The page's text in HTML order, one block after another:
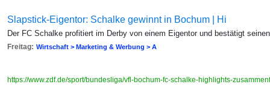
Slapstick-Eigentor: Schalke gewinnt in Bochum | Hi
Der FC Schalke profitiert im Derby von einem Eigentor und bestätigt
Freitag: Wirtschaft > Marketing & Werbung > A
https://www.zdf.de/sport/bundesliga/vfl-bochum-fc-schalke-highlights-